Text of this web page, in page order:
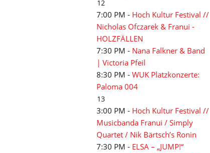
12
7:00 PM - Hoch Kultur Festival //
Nicholas Ofczarek & Franui -
HOLZFÄLLEN
7:30 PM - Nana Falkner & Band
| Victoria Pfeil
8:30 PM - WUK Platzkonzerte:
Paloma 004
13
3:00 PM - Hoch Kultur Festival //
Musicbanda Franui / Simply
Quartet / Nik Bärtsch’s Ronin
7:30 PM - ELSA – „JUMP!“